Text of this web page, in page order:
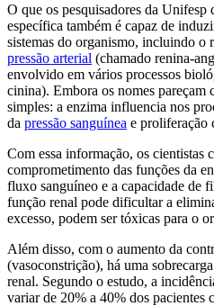
O que os pesquisadores da Unifesp
específica também é capaz de
sistemas do organismo, incluindo o
pressão arterial (chamado renina-
envolvido em vários processos
cinina). Embora os nomes pareçam
simples: a enzima influencia nos
da pressão sanguínea e proliferação
Com essa informação, os cientistas
comprometimento das funções da
fluxo sanguíneo e a capacidade de
função renal pode dificultar a
excesso, podem ser tóxicas para o
Além disso, com o aumento da
(vasoconstrição), há uma
renal. Segundo o estudo, a
variar de 20% a 40% dos pacientes